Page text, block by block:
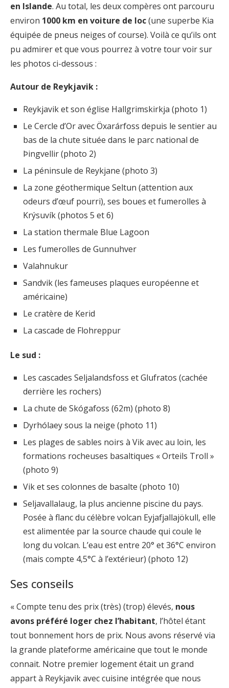
en Islande. Au total, les deux compères ont parcouru
environ 1000 km en voiture de loc(une superbe Kia
équipée de pneus neiges of course). Voilà ce qu’ils ont
pu admirer et que vous pourrez à votre tour voir sur
les photos ci-dessous :
Autour de Reykjavik :
Reykjavik et son église Hallgrimskirkja (photo 1)
Le Cercle d’Or avec Öxarárfoss depuis le sentier au
bas de la chute située dans le parc national de
Þingvellir (photo 2)
La péninsule de Reykjane (photo 3)
La zone géothermique Seltun (attention aux
odeurs d’œuf pourri), ses boues et fumerolles à
Krýsuvík (photos 5 et 6)
La station thermale Blue Lagoon
Les fumerolles de Gunnuhver
Valahnukur
Sandvik (les fameuses plaques européenne et
américaine)
Le cratère de Kerid
La cascade de Flohreppur
Le sud :
Les cascades Seljalandsfoss et Glufratos (cachée
derrière les rochers)
La chute de Skógafoss (62m) (photo 8)
Dyrhólaey sous la neige (photo 11)
Les plages de sables noirs à Vik avec au loin, les
formations rocheuses basaltiques « Orteils Troll »
(photo 9)
Vik et ses colonnes de basalte (photo 10)
Seljavallalaug, la plus ancienne piscine du pays.
Posée à flanc du célèbre volcan Eyjafjallajökull, elle
est alimentée par la source chaude qui coule le
long du volcan. L’eau est entre 20° et 36°C environ
(mais compte 4,5°C à l’extérieur) (photo 12)
Ses conseils
« Compte tenu des prix (très) (trop) élevés, nous
avons préféré loger chez l’habitant, l’hôtel étant
tout bonnement hors de prix. Nous avons réservé via
la grande plateforme américaine que tout le monde
connait. Notre premier logement était un grand
appart à Reykjavik avec cuisine intégrée que nous